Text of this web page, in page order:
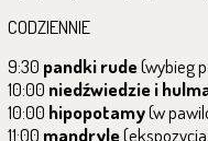
CODZIENNIE
9:30 pandki rude(wybieg
10:00 niedźwiedzie i
10:00 hipopotamy(w
11:00 mandryle